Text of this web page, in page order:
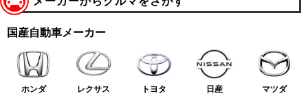
国産自動車メーカー
ホンダ レクサス トヨタ 日産 マツダ